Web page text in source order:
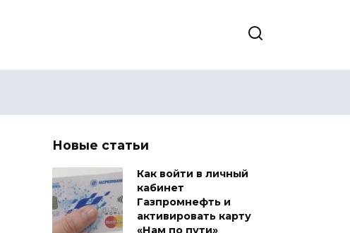
Новые статьи
Как войти в личный
кабинет
Газпромнефть и
активировать карту